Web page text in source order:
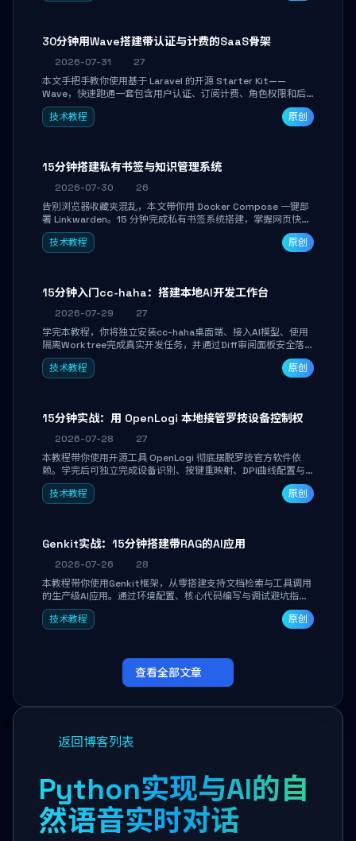
30分钟用Wave搭建带认证与计费的SaaS骨架
2026-07-31
27
本文手把手教你使用基于 Laravel 的开源 Starter Kit——
Wave，快速跑通一套包含用户认证、订阅计费、角色权限和后
台管理的完整 SaaS 骨架。附带 Stripe 测试支付对接与自定义
业务页面开发实战，助你省去重复基建时间，将精力聚焦于核心
技术教程 原创
15分钟搭建私有书签与知识管理系统
2026-07-30
26
告别浏览器收藏夹混乱，本文带你用 Docker Compose 一键部
署 Linkwarden。15 分钟完成私有书签系统搭建，掌握网页快照
归档、高亮批注、分类管理与全文搜索。适合开发者与知识工作
者打造个人知识库，资料统一归档，随时检索。
技术教程 原创
15分钟入门cc-haha：搭建本地AI开发工作台
2026-07-29
27
学完本教程，你将独立安装cc-haha桌面端、接入AI模型、使用
隔离Worktree完成真实开发任务，并通过Diff审阅面板安全落地
AI代码改写。告别终端黑盒操作，让AI在沙箱环境中工作，你只
做审阅和决策。
技术教程 原创
15分钟实战：用 OpenLogi 本地接管罗技设备控制权
2026-07-28
27
本教程带你使用开源工具 OpenLogi 彻底摆脱罗技官方软件依
赖。学完后可独立完成设备识别、按键重映射、DPI曲线配置与
SmartShift调节，实现完全离线控制，保护隐私并释放硬件性
能。
技术教程 原创
Genkit实战：15分钟搭建带RAG的AI应用
2026-07-26
28
本教程带你使用Genkit框架，从零搭建支持文档检索与工具调用
的生产级AI应用。通过环境配置、核心代码编写与调试避坑指
南，学完即可掌握多模型切换、RAG管道构建及函数调用注册，
独立开发高效AI智能体。
技术教程 原创
查看全部文章
返回博客列表
Python实现与AI的自
然语音实时对话